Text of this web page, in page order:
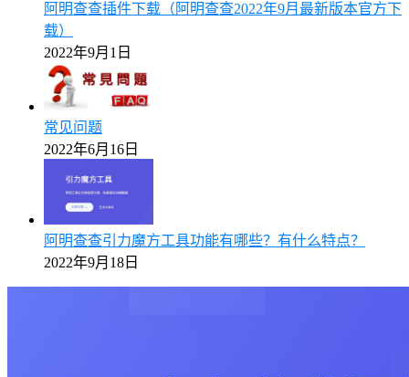
阿明查查插件下载（阿明查查2022年9月最新版本官方下
载）
2022年9月1日
常见问题
2022年6月16日
阿明查查引力魔方工具功能有哪些？有什么特点？
2022年9月18日